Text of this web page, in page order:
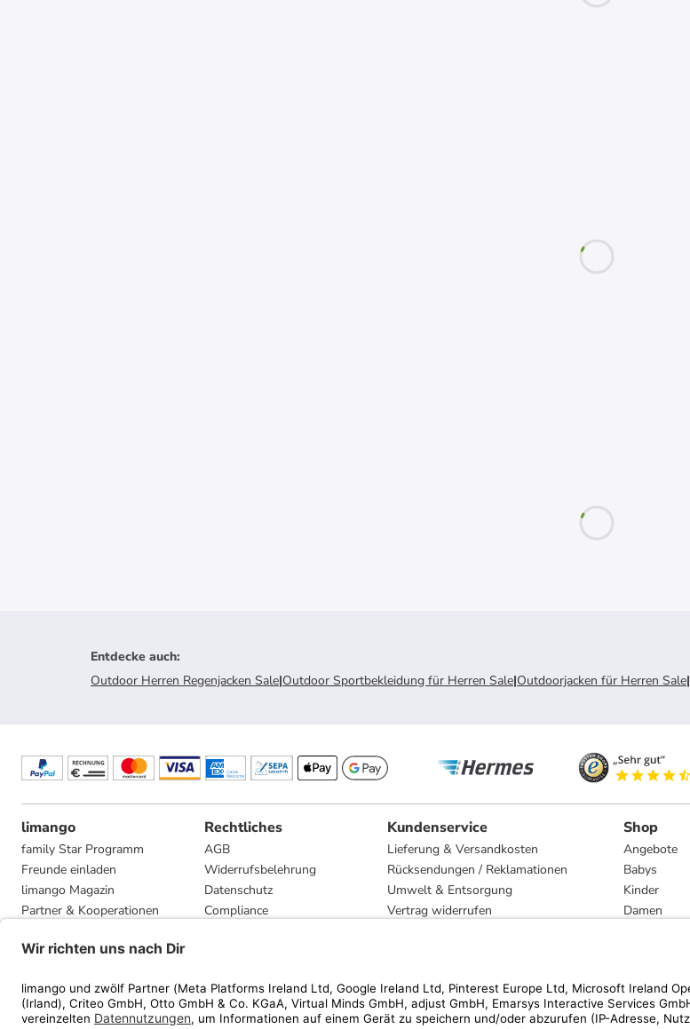
Entdecke auch:
Outdoor Herren Regenjacken Sale|Outdoor Sportbekleidung für Herren Sale|Outdoorjacken für Herren Sale|
limango
family Star Programm
Freunde einladen
limango Magazin
Partner & Kooperationen
Presse
Rechtliches
AGB
Widerrufsbelehrung
Datenschutz
Compliance
Kundenservice
Lieferung & Versandkosten
Rücksendungen / Reklamationen
Umwelt & Entsorgung
Vertrag widerrufen
Shop
Angebote
Babys
Kinder
Damen
Marken